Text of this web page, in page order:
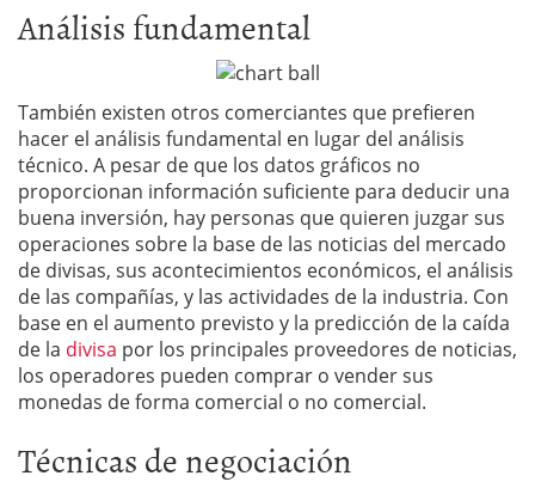
Análisis fundamental
También existen otros comerciantes que prefieren
hacer el análisis fundamental en lugar del análisis
técnico. A pesar de que los datos gráficos no
proporcionan información suficiente para deducir una
buena inversión, hay personas que quieren juzgar sus
operaciones sobre la base de las noticias del mercado
de divisas, sus acontecimientos económicos, el análisis
de las compañías, y las actividades de la industria. Con
base en el aumento previsto y la predicción de la caída
de la divisa por los principales proveedores de noticias,
los operadores pueden comprar o vender sus
monedas de forma comercial o no comercial.
Técnicas de negociación